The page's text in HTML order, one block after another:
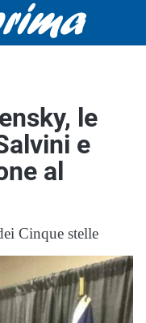
le
e
al
Cinque stelle